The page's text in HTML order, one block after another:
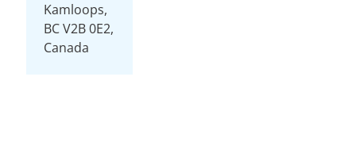
Kamloops,
BC V2B 0E2,
Canada